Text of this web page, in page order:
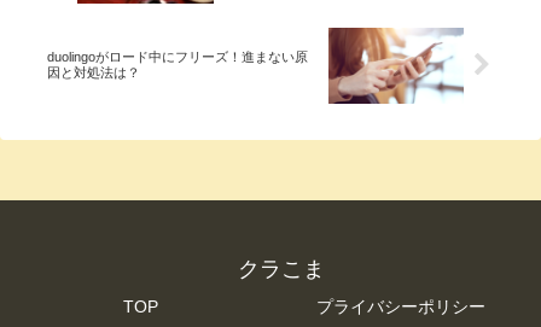
duolingoがロード中にフリーズ！進まない原
因と対処法は？
クラこま
TOP プライバシーポリシー